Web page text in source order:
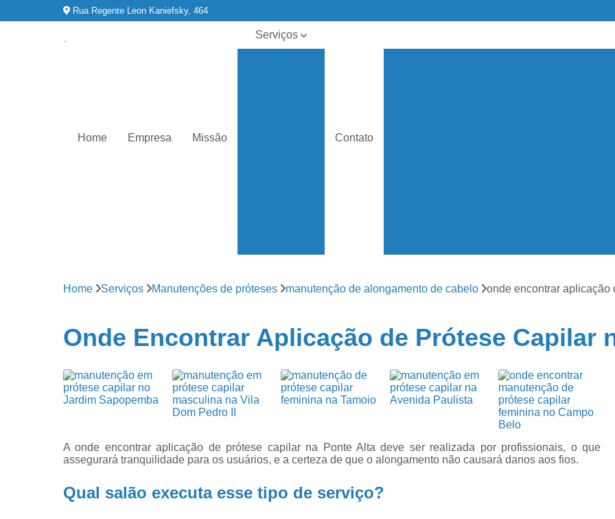
Rua Regente Leon Kaniefsky, 464
Home Empresa Missão
Serviços
capilares full
capilares
cabelo
Contato
Apliques de Cabelo em São
Colocação de Prótese Capilar Masculina
Manutenção de Prótese Capilar em Sp
Manutenção de Prótese de Cabelo
Confecção de Perucas
Home Serviços Manutenções de próteses manutenção de alongamento de cabelo onde encontrar aplicação
Onde Encontrar Aplicação de Prótese Capilar
A onde encontrar aplicação de prótese capilar na Ponte Alta deve ser realizada por profissionais, o que
assegurará tranquilidade para os usuários, e a certeza de que o alongamento não causará danos aos fios.
Qual salão executa esse tipo de serviço?